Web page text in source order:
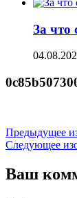
За что
Предыдущее
Следующее
Ваш